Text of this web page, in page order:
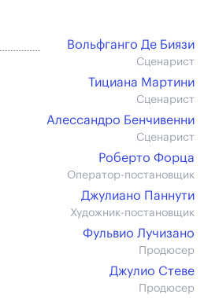
Вольфганго Де Биязи
Сценарист
Тициана Мартини
Сценарист
Алессандро Бенчивенни
Сценарист
Роберто Форца
Оператор-постановщик
Джулиано Паннути
Художник-постановщик
Фульвио Лучизано
Продюсер
Джулио Стеве
Продюсер